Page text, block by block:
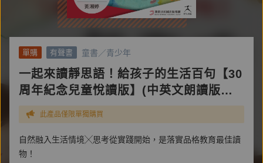
單購 有聲書 童書／青少年
一起來讀靜思語！給孩子的生活百句【30
周年紀念兒童悅讀版】(中英文朗讀版有
聲書)
此產品僅限單獨購買
自然融入生活情境╳思考從實踐開始，是落實品格教育最佳讀
物！